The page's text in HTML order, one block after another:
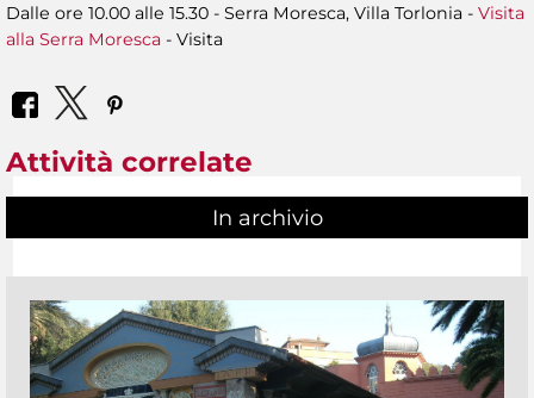
Dalle ore 10.00 alle 15.30 - Serra Moresca, Villa Torlonia - Visita
alla Serra Moresca - Visita
Attività correlate
In archivio